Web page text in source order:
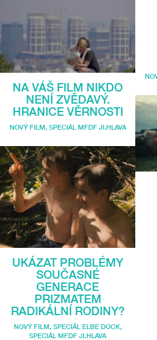
NA VÁŠ FILM NIKDO
NENÍ ZVĚDAVÝ.
HRANICE VĚRNOSTI
NOVÝ FILM, SPECIÁL MFDF JI.HLAVA
UKÁZAT PROBLÉMY
SOUČASNÉ
GENERACE
PRIZMATEM
RADIKÁLNÍ RODINY?
NOVÝ FILM, SPECIÁL ELBE DOCK,
SPECIÁL MFDF JI.HLAVA